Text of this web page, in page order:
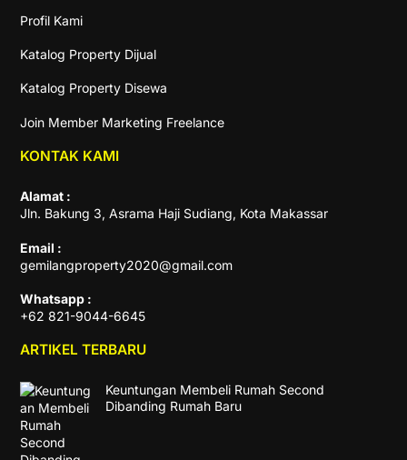
Profil Kami
Katalog Property Dijual
Katalog Property Disewa
Join Member Marketing Freelance
KONTAK KAMI
Alamat :
Jln. Bakung 3, Asrama Haji Sudiang, Kota Makassar
Email :
gemilangproperty2020@gmail.com
Whatsapp :
+62 821-9044-6645
ARTIKEL TERBARU
Keuntungan Membeli Rumah Second
Dibanding Rumah Baru